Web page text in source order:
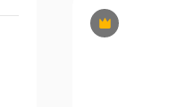
Premium